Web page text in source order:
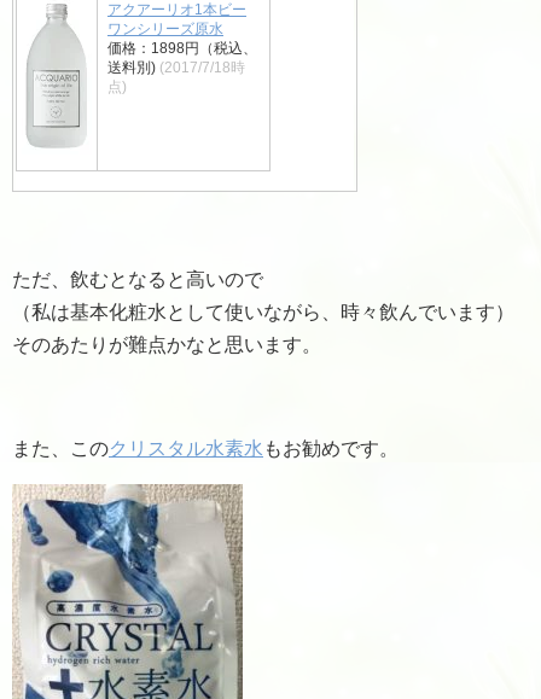
アクアーリオ1本ビー
ワンシリーズ原水
価格：1898円（税込、
送料別) (2017/7/18時
点)
ただ、飲むとなると高いので
（私は基本化粧水として使いながら、時々飲んでいます）
そのあたりが難点かなと思います。
また、このクリスタル水素水 もお勧めです。